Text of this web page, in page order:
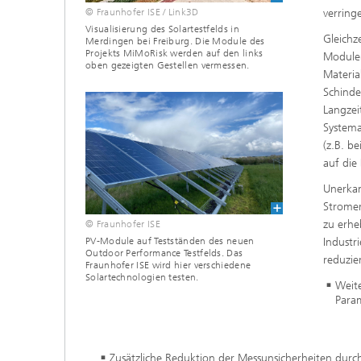
© Fraunhofer ISE / Link3D
Visualisierung des Solartestfelds in
Merdingen bei Freiburg. Die Module des
Projekts MiMoRisk werden auf den links
oben gezeigten Gestellen vermessen.
© Fraunhofer ISE
PV-Module auf Testständen des neuen
Outdoor Performance Testfelds. Das
Fraunhofer ISE wird hier verschiedene
Solartechnologien testen.
(z.B.
auf die
zu
Zusätzliche Reduktion der Messunsicherheiten